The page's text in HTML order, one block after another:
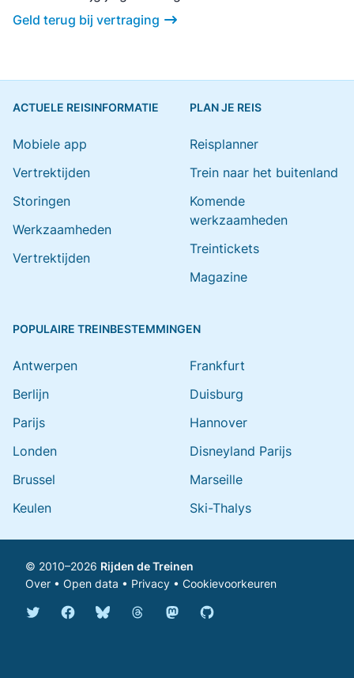
Geld terug bij vertraging
ACTUELE REISINFORMATIE
Mobiele app
Vertrektijden
Storingen
Werkzaamheden
Vertrektijden
PLAN JE REIS
Reisplanner
Trein naar het buitenland
Komende
werkzaamheden
Treintickets
Magazine
POPULAIRE TREINBESTEMMINGEN
Antwerpen
Berlijn
Parijs
Londen
Brussel
Keulen
Frankfurt
Duisburg
Hannover
Disneyland Parijs
Marseille
Ski-Thalys
© 2010–2026 Rijden de Treinen
Over • Open data • Privacy • Cookievoorkeuren